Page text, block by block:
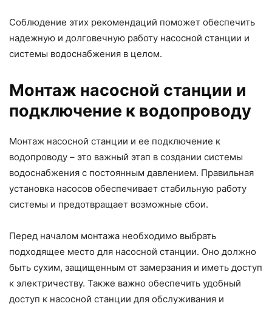
Соблюдение этих рекомендаций поможет обеспечить
надежную и долговечную работу насосной станции и
системы водоснабжения в целом.
Монтаж насосной станции и
подключение к водопроводу
Монтаж насосной станции и ее подключение к
водопроводу – это важный этап в создании системы
водоснабжения с постоянным давлением. Правильная
установка насосов обеспечивает стабильную работу
системы и предотвращает возможные сбои.
Перед началом монтажа необходимо выбрать
подходящее место для насосной станции. Оно должно
быть сухим, защищенным от замерзания и иметь доступ
к электричеству. Также важно обеспечить удобный
доступ к насосной станции для обслуживания и